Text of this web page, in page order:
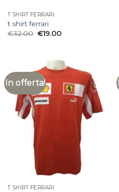
T SHIRT FERRARI
t shirt ferrari
€32.00 €19.00
In offerta!
T SHIRT FERRARI